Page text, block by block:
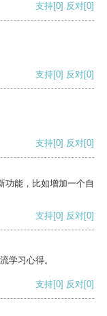
支持[0] 反对[0]
支持[0] 反对[0]
支持[0] 反对[0]
功能，比如增加一个自
支持[0] 反对[0]
学习心得。
支持[0] 反对[0]